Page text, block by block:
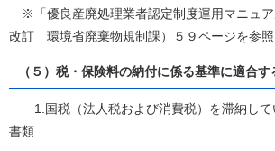
※「優良産廃処理業者認定制度運用マニュア
改訂 環境省廃棄物規制課）
５９ページを参照
（５）税・保険料の納付に係る基準に適合
1.国税（法人税および消費税）を滞納して
書類